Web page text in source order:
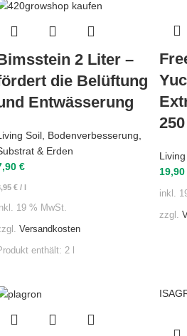
2 Liter –
die Belüftung
Entwässerung
Soil, Bodenverbesserung,
& Erden
€
€ /
19 % MwSt.
Versandkosten
enthält: 2
19,90
inkl.
zzgl.